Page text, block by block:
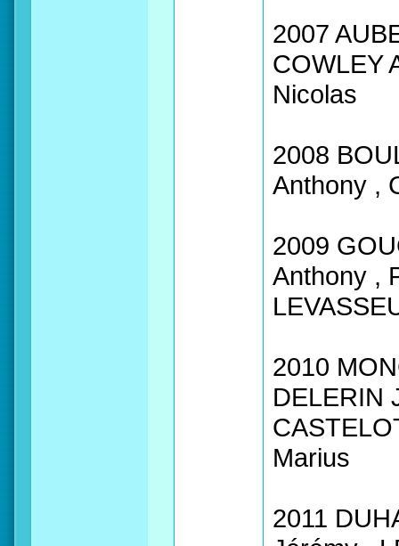
2007
COWLEY
Nicolas
2008
Anthony ,
2009
Anthony ,
2010
DELERIN
Marius
2011